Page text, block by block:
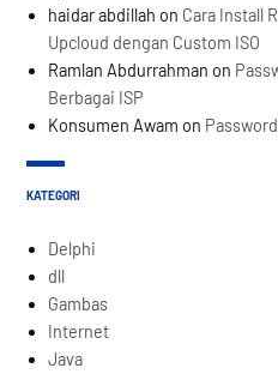
haidar abdillah on Cara Install
Upcloud dengan Custom ISO
Ramlan Abdurrahman on
Berbagai ISP
Konsumen Awam on
KATEGORI
Delphi
dll
Gambas
Internet
Java